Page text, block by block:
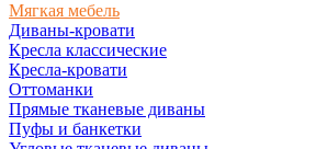
Мягкая мебель
Диваны-кровати
Кресла классические
Кресла-кровати
Оттоманки
Прямые тканевые диваны
Пуфы и банкетки